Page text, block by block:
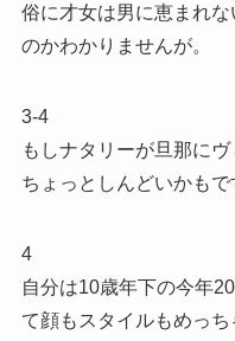
俗に才女は男に恵まれ
のかわかりませんが。
3-4
もしナタリーが旦那に
ちょっとしんどいかもで
4
自分は10歳年下の今年
て顔もスタイルもめっ